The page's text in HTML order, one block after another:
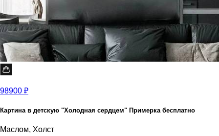
98900 ₽
Картина в детскую "Холодная сердцем" Примерка бесплатно
Маслом, Холст